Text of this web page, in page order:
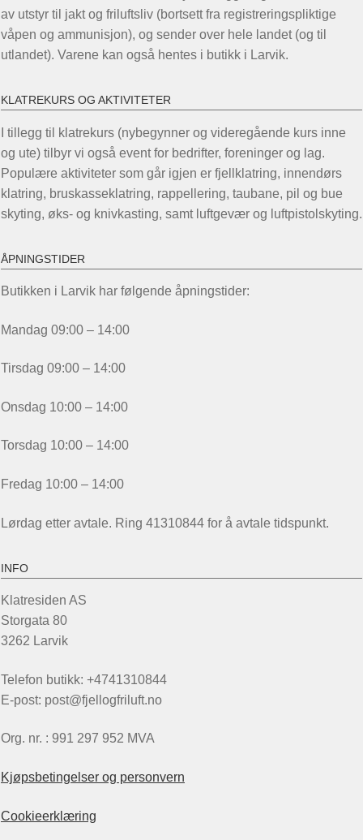
av utstyr til jakt og friluftsliv (bortsett fra registreringspliktige
våpen og ammunisjon), og sender over hele landet (og til
utlandet). Varene kan også hentes i butikk i Larvik.
KLATREKURS OG AKTIVITETER
I tillegg til klatrekurs (nybegynner og videregående kurs inne
og ute) tilbyr vi også event for bedrifter, foreninger og lag.
Populære aktiviteter som går igjen er fjellklatring, innendørs
klatring, bruskasseklatring, rappellering, taubane, pil og bue
skyting, øks- og knivkasting, samt luftgevær og luftpistolskyting.
ÅPNINGSTIDER
Butikken i Larvik har følgende åpningstider:
Mandag 09:00 – 14:00
Tirsdag 09:00 – 14:00
Onsdag 10:00 – 14:00
Torsdag 10:00 – 14:00
Fredag 10:00 – 14:00
Lørdag etter avtale. Ring 41310844 for å avtale tidspunkt.
INFO
Klatresiden AS
Storgata 80
3262 Larvik
Telefon butikk: +4741310844
E-post: post@fjellogfriluft.no
Org. nr. : 991 297 952 MVA
Kjøpsbetingelser og personvern
Cookieerklæring